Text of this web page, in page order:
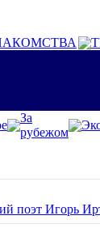
За
рубежом
поэт Игорь